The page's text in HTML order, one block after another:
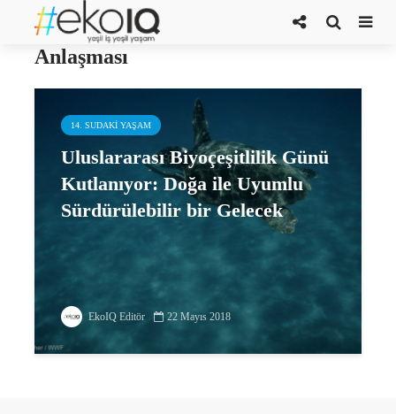
Uluslararası Biyoçeşitlilik
Anlaşması
14. SUDAKI YAŞAM
Uluslararası Biyoçeşitlilik Günü
Kutlanıyor: Doğa ile Uyumlu
Sürdürülebilir bir Gelecek
EkoIQ Editör 22 Mayıs 2018